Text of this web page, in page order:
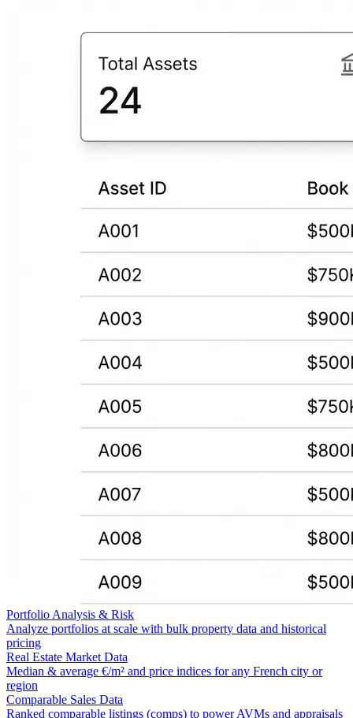
Portfolio Analysis & Risk
Analyze portfolios at scale with bulk property data and historical
pricing
Real Estate Market Data
Median & average €/m² and price indices for any French city or
region
Comparable Sales Data
Ranked comparable listings (comps) to power AVMs and appraisals